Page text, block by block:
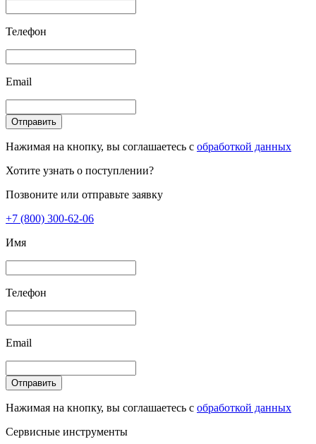
Телефон
Email
Отправить
Нажимая на кнопку, вы соглашаетесь с обработкой данных
Хотите узнать о поступлении?
Позвоните или отправьте заявку
+7 (800) 300-62-06
Имя
Телефон
Email
Отправить
Нажимая на кнопку, вы соглашаетесь с обработкой данных
Сервисные инструменты